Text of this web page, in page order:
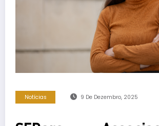
Notícias 9 De Dezembro, 2025